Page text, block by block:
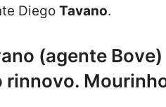
Diego Tavano.
(agente
rinnovo.